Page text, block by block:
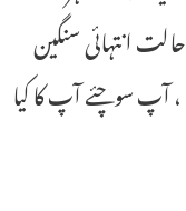
انتہائی سنگین
سوچئے آپ کا کیا